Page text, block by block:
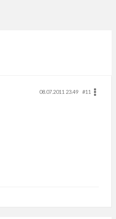
08.07.2011 23.49
#11